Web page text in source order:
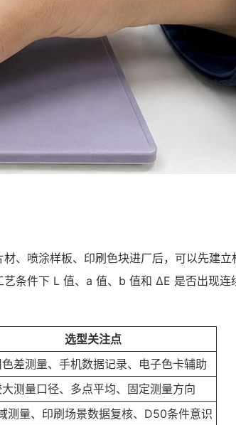
、喷涂样板、印刷色块进厂后，可以先建立
条件下 L 值、a 值、b 值和 ΔE 是否出现连
选型关注点
差测量、手机数据记录、电子色卡辅助
测量口径、多点平均、固定测量方向
测量、印刷场景数据复核、D50条件意识